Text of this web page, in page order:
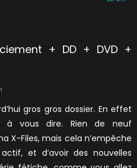
+ DD + DVD +
gros gros dossier. En effet
à vous dire. Rien de neuf
X-Files, mais cela n’empêche
et d’avoir des nouvelles